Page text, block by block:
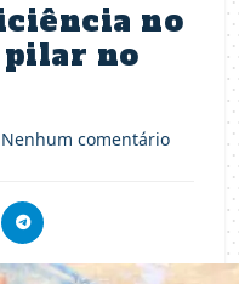
no
pilar no
Nenhum comentário